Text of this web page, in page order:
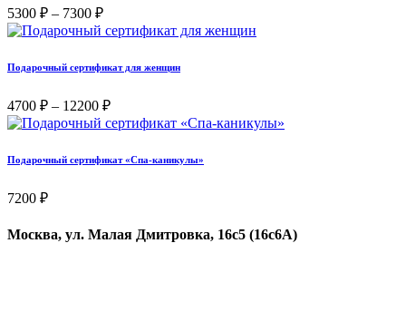
5300 ₽ – 7300 ₽Диапазон
цен:
Подарочный сертификат для женщин
4700 ₽ – 12200 ₽Диапазон
цен:
Подарочный сертификат «Спа-каникулы»
7200 ₽
Москва, ул. Малая Дмитровка, 16с5 (16с6А)